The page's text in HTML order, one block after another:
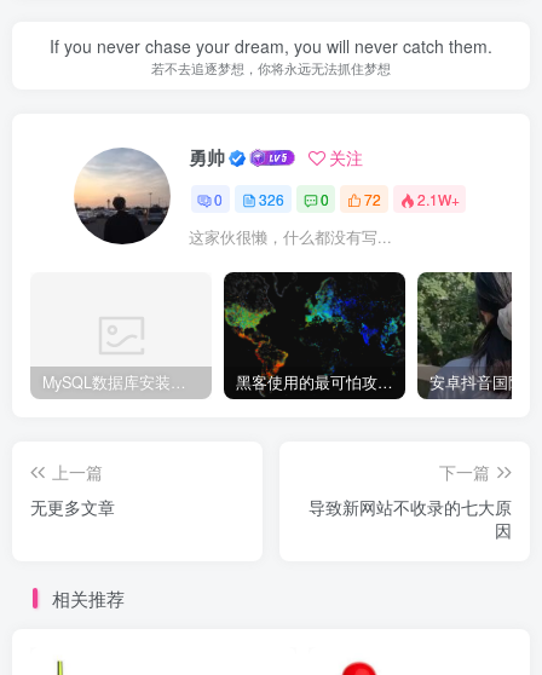
If you never chase your dream, you will never catch them.
若不去追逐梦想，你将永远无法抓住梦想
勇帅 关注
0 326 0 72 2.1W+
这家伙很懒，什么都没有写...
MySQL数据库安装教程 黑客使用的最可怕攻击手段有哪些?
上一篇
无更多文章
下一篇
导致新网站不收录的七大原
因
相关推荐